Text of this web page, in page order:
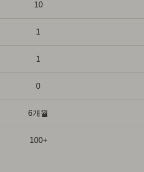
10
1
1
0
6개월
100+